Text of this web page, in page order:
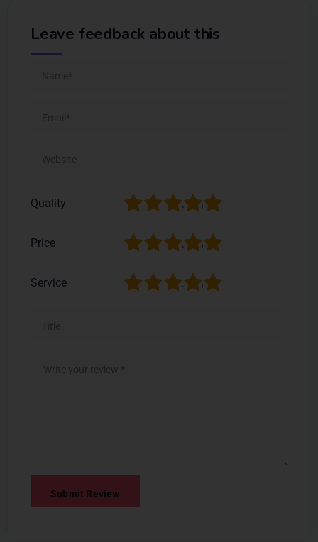
Leave feedback about this
Quality 5
4
3
2
Price 5
4
3
2
Service 5
4
3
2